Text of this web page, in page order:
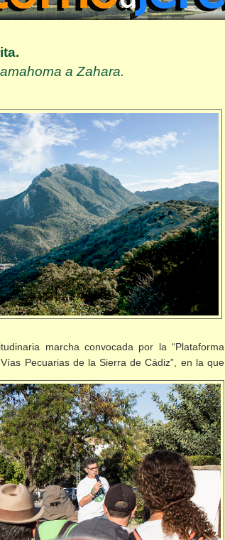
a Zahara.
marcha convocada por la “Plataforma
Pecuarias de la Sierrade Cádiz”, en la que